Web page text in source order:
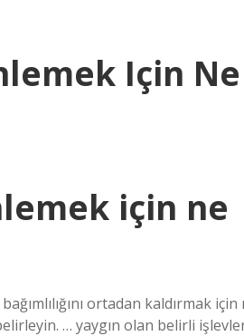
Için Ne
için ne
ortadan kaldırmak için
… yaygın olan belirli